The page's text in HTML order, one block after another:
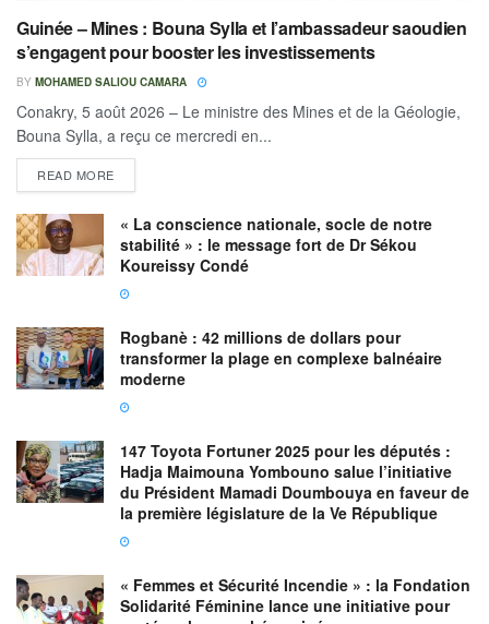
Guinée – Mines : Bouna Sylla et l’ambassadeur saoudien
s’engagent pour booster les investissements
BY MOHAMED SALIOU CAMARA
Conakry, 5 août 2026 – Le ministre des Mines et de la Géologie,
Bouna Sylla, a reçu ce mercredi en...
READ MORE
« La conscience nationale, socle de notre
stabilité » : le message fort de Dr Sékou
Koureissy Condé
Rogbanè : 42 millions de dollars pour
transformer la plage en complexe balnéaire
moderne
147 Toyota Fortuner 2025 pour les députés :
Hadja Maimouna Yombouno salue l’initiative
du Président Mamadi Doumbouya en faveur de
la première législature de la Ve République
« Femmes et Sécurité Incendie » : la Fondation
Solidarité Féminine lance une initiative pour